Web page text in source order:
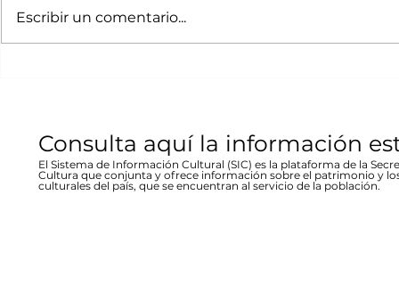
chihuahuense de rock “Marvolo”;
Stallforth
Escribir un comentario...
Consulta aquí la información
El Sistema de Información Cultural (SIC) es la plataforma de la
Cultura que conjunta y ofrece información sobre el patrimonio y
culturales del país, que se encuentran al servicio de la población.